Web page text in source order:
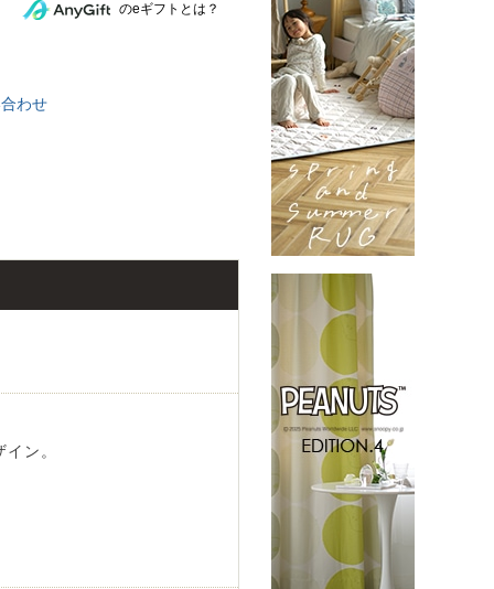
のeギフトとは？
わせ
ン。